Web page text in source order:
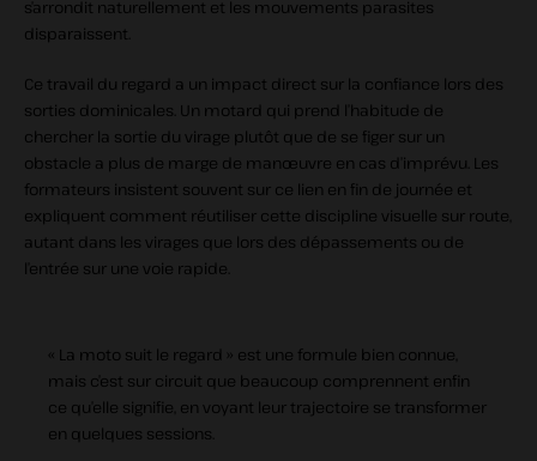
s’arrondit naturellement et les mouvements parasites
disparaissent.
Ce travail du regard a un impact direct sur la confiance lors des
sorties dominicales. Un motard qui prend l’habitude de
chercher la sortie du virage plutôt que de se figer sur un
obstacle a plus de marge de manœuvre en cas d’imprévu. Les
formateurs insistent souvent sur ce lien en fin de journée et
expliquent comment réutiliser cette discipline visuelle sur route,
autant dans les virages que lors des dépassements ou de
l’entrée sur une voie rapide.
« La moto suit le regard » est une formule bien connue,
mais c’est sur circuit que beaucoup comprennent enfin
ce qu’elle signifie, en voyant leur trajectoire se transformer
en quelques sessions.